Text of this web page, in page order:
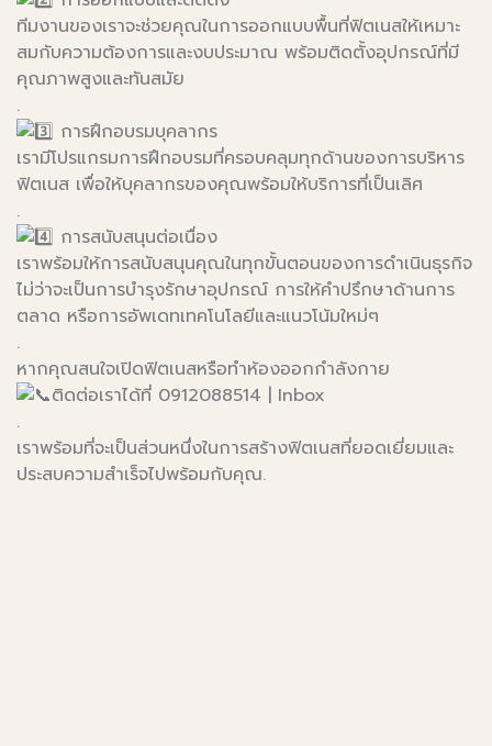
ทีมงานของเราจะช่วยคุณในการออกแบบพื้นที่ฟิตเนสให้เหมาะ
สมกับความต้องการและงบประมาณ พร้อมติดตั้งอุปกรณ์ที่มี
คุณภาพสูงและทันสมัย
.
การฝึกอบรมบุคลากร
เรามีโปรแกรมการฝึกอบรมที่ครอบคลุมทุกด้านของการบริหาร
ฟิตเนส เพื่อให้บุคลากรของคุณพร้อมให้บริการที่เป็นเลิศ
.
การสนับสนุนต่อเนื่อง
เราพร้อมให้การสนับสนุนคุณในทุกขั้นตอนของการดำเนินธุรกิจ
ไม่ว่าจะเป็นการบำรุงรักษาอุปกรณ์ การให้คำปรึกษาด้านการ
ตลาด หรือการอัพเดทเทคโนโลยีและแนวโน้มใหม่ๆ
.
หากคุณสนใจเปิดฟิตเนสหรือทำห้องออกกำลังกาย
ติดต่อเราได้ที่ 0912088514 | Inbox
.
เราพร้อมที่จะเป็นส่วนหนึ่งในการสร้างฟิตเนสที่ยอดเยี่ยมและ
ประสบความสำเร็จไปพร้อมกับคุณ.